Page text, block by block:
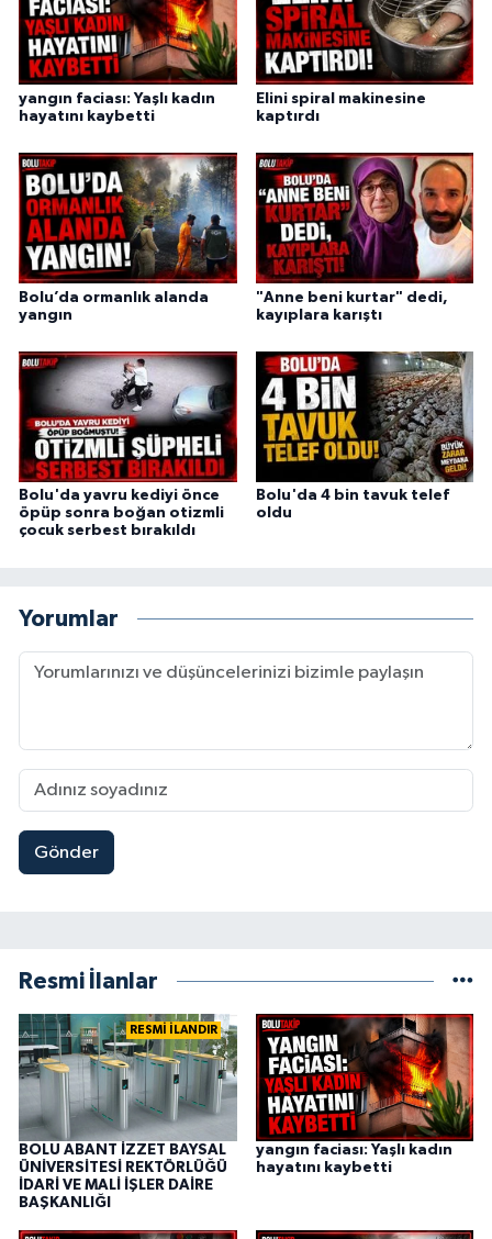
yangın faciası: Yaşlı kadın
hayatını kaybetti
Elini spiral makinesine
kaptırdı
Bolu’da ormanlık alanda
yangın
"Anne beni kurtar" dedi,
kayıplara karıştı
Bolu'da yavru kediyi önce
öpüp sonra boğan otizmli
çocuk serbest bırakıldı
Bolu'da 4 bin tavuk telef
oldu
Yorumlar
Gönder
Resmi İlanlar
RESMİ İLANDIR
BOLU ABANT İZZET BAYSAL
ÜNİVERSİTESİ REKTÖRLÜĞÜ
İDARİ VE MALİ İŞLER DAİRE
BAŞKANLIĞI
yangın faciası: Yaşlı kadın
hayatını kaybetti